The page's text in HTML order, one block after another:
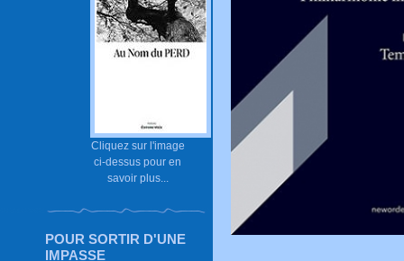
Cliquez sur l'image
ci-dessus pour en
savoir plus...
POUR SORTIR D'UNE
IMPASSE